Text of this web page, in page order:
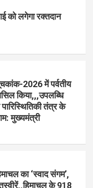
को लगेगा रक्तदान
2026 में पर्वतीय
किया,,,उपलब्धि
तंत्र के
मुख्यमंत्री
का ‘स्वाद संगम’,
के 918